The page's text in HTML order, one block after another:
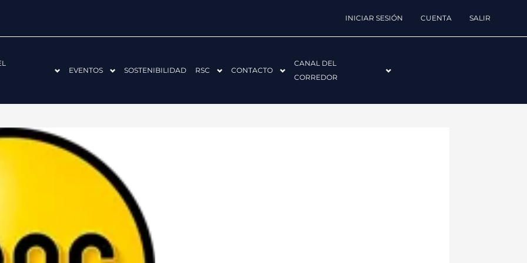
INICIAR SESIÓN CUENTA SALIR
EVENTOS SOSTENIBILIDAD RSC CONTACTO
CANAL DEL
CORREDOR